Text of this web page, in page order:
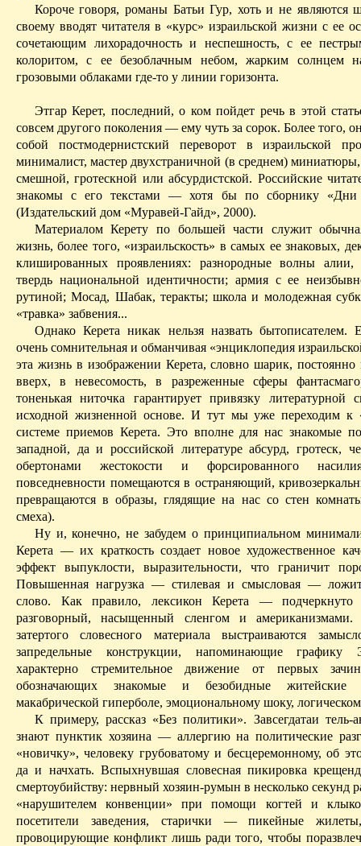
Короче говоря, романы Батьи Гур, хоть и не являются
своему вводят читателя в «курс» израильской жизни с ее
сочетающим лихорадочность и неспешность, с ее
колоритом, с ее безоблачным небом, жарким солнцем
грозовыми облаками где-то у линии горизонта.
Этгар Керет, последний, о ком пойдет речь в этой
совсем другого поколения — ему чуть за сорок. Более того,
собой постмодернистский переворот в израильской
минималист, мастер двухстраничной (в среднем) миниатюры,
смешной, гротескной илиабсурдистской. Российские
знакомы с его текстами — хотя бы по сборнику «Дни
(Издательский дом «Муравей-Гайд», 2000).
МатериаломКерету по большей части служит
жизнь, более того, «израильскость» в самых ее знаковых,
клишированных проявлениях: разнородные волныалии,
твердь национальной идентичности; армия с ее
рутиной;Мосад, Шабак, теракты; школа и молодежная
«травка» забвения...
Однако Керетаникак нельзя назвать
очень сомнительная и обманчивая «энциклопедия
эта жизнь в изображении Керета, словно шарик, постоянно
вверх, в невесомость, в разреженные сферы
тоненькая ниточка гарантирует привязку литературной
исходной жизненной основе. И тут мы уже переходим к
системе приемов Керета. Это вполне для нас знакомые
западной, да и российской литературе абсурд, гротеск,
обертонами жестокости и форсированного
повседневности помещаются в остраняющий,
превращаются в образы, глядящие на нас со стен
смеха).
Ну и, конечно, не забудем о принципиальном
Керета — их краткость создает новое художественное
эффект выпуклости, выразительности, что граничит
Повышенная нагрузка — стилевая и смысловая —
слово. Как правило, лексиконКерета — подчеркнуто
разговорный, насыщенный сленгом и
затертого словесного материала выстраиваются
запредельные конструкции, напоминающие графику
характерно стремительное движение от первых
обозначающих знакомые и безобидные житейские
макабрической гиперболе, эмоциональному шоку,
К примеру, рассказ «Без политики». Завсегдатаи тель-
знают пунктик хозяина — аллергию на политические
«новичку», человеку грубоватому и бесцеремонному, об
да и начхать. Вспыхнувшая словесная пикировка
смертоубийству: нервный хозяин-румын в несколько секунд
«нарушителем конвенции» при помощи когтей и
посетители заведения, старички — пикейные жилеты,
провоцирующие конфликт лишь ради того, чтобы